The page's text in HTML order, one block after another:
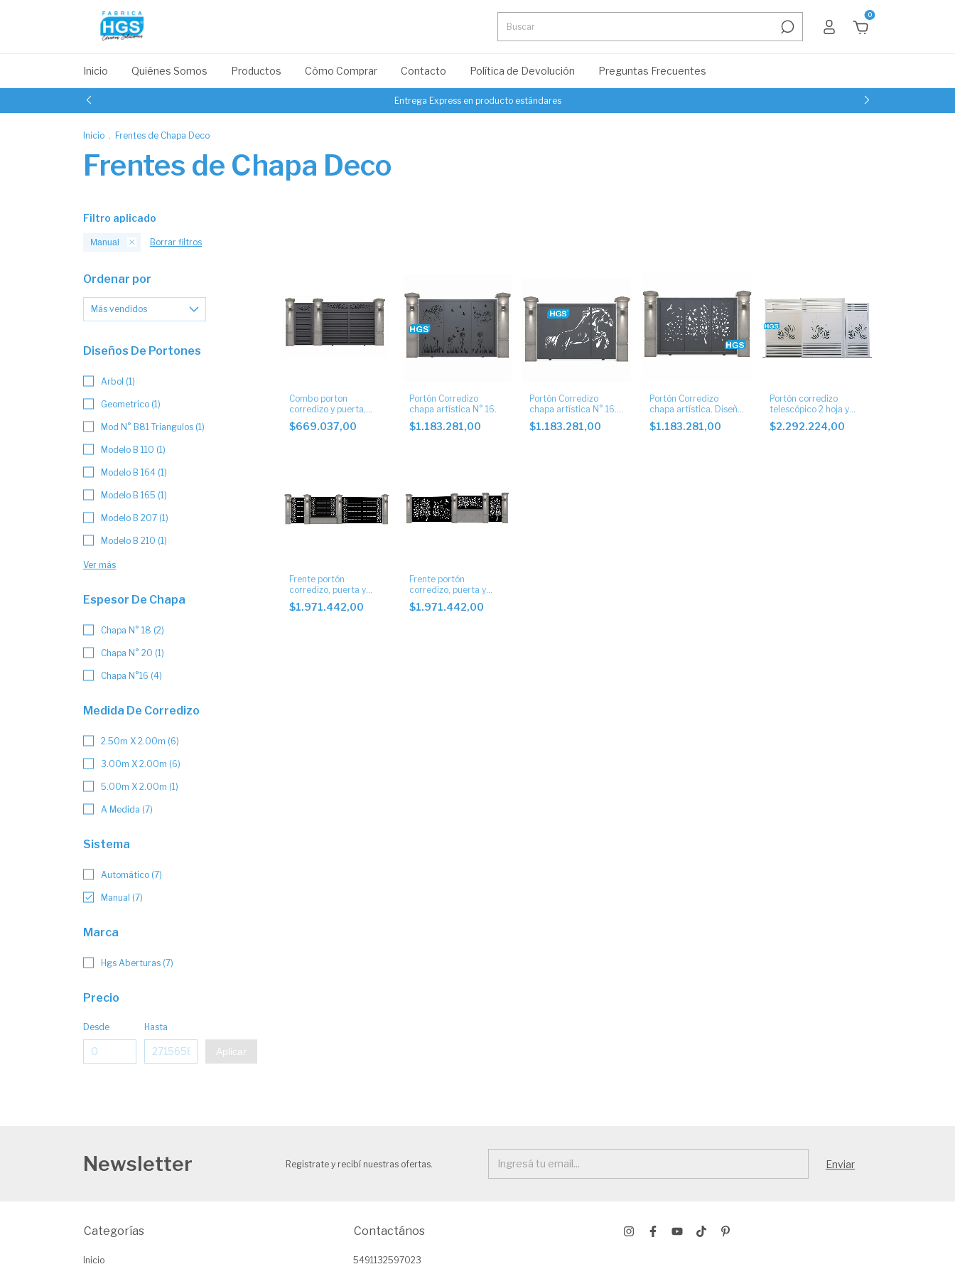
0
Inicio Quiénes Somos Productos Cómo Comprar Contacto Política de Devolución Preguntas Frecuentes
Entrega Express en producto estándares
Inicio . Frentes de Chapa Deco
Frentes de Chapa Deco
Filtro aplicado
Manual Borrar filtros
Ordenar por
Diseños De Portones
Arbol (1)
Geometrico (1)
Mod N° B81 Triangulos (1)
Modelo B 110 (1)
Modelo B 164 (1)
Modelo B 165 (1)
Modelo B 207 (1)
Modelo B 210 (1)
Ver más
Espesor De Chapa
Chapa N° 18 (2)
Chapa N° 20 (1)
Chapa N°16 (4)
Medida De Corredizo
2.50m X 2.00m (6)
3.00m X 2.00m (6)
5.00m X 2.00m (1)
A Medida (7)
Sistema
Automático (7)
Manual (7)
Marca
Hgs Aberturas (7)
Precio
Desde Hasta
Aplicar
Combo porton
corredizo y puerta,
tablillas y chapa
decorada
$669.037,00
Portón Corredizo
chapa artística N° 16.
$1.183.281,00
Portón Corredizo
chapa artística N° 16.
Diseño corte laser
$1.183.281,00
Portón Corredizo
chapa artística. Diseño
corte laser
$1.183.281,00
Portón corredizo
telescópico 2 hoja y
puerta.
$2.292.224,00
Frente portón
corredizo, puerta y
paño fijo chapa
artística
$1.971.442,00
Frente portón
corredizo, puerta y
paño fijo
$1.971.442,00
Newsletter Registrate y recibí nuestras ofertas.
Categorías
Inicio
Contactános
5491132597023